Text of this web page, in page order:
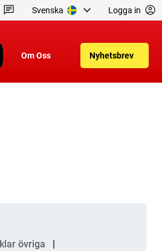
Svenska Logga in
Om Oss Nyhetsbrev
övriga